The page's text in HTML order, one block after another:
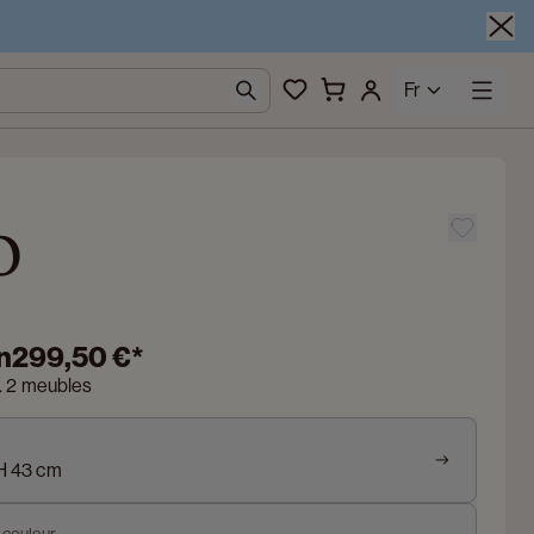
Fr
299,50 €*
2 meubles
43 cm